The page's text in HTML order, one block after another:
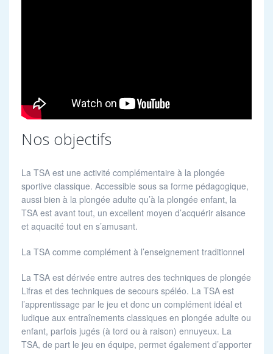
Nos objectifs
La TSA est une activité complémentaire à la plongée
sportive classique. Accessible sous sa forme pédagogique,
aussi bien à la plongée adulte qu’à la plongée enfant, la
TSA est avant tout, un excellent moyen d’acquérir aisance
et aquacité tout en s’amusant.
La TSA comme complément à l’enseignement traditionnel
La TSA est dérivée entre autres des techniques de plongée
Lifras et des techniques de secours spéléo. La TSA est
l’apprentissage par le jeu et donc un complément idéal et
ludique aux entraînements classiques en plongée adulte ou
enfant, parfois jugés (à tord ou à raison) ennuyeux. La
TSA, de part le jeu en équipe, permet également d’apporter